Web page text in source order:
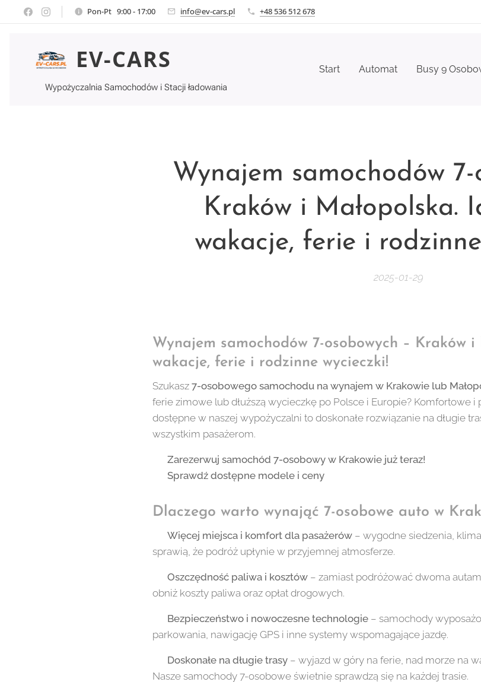
Pon-Pt 9:00 - 17:00 info@ev-cars.pl +48 536 512 678
EV-CARS
Wypożyczalnia Samochodów i Stacji ładowania
Start Automat Busy 9
Wynajem samochodów 7-
Kraków i Małopolska.
wakacje, ferie i
2025-01-29
Wynajem samochodów 7-osobowych – Kraków
wakacje, ferie i rodzinne wycieczki!
Szukasz 7-osobowego samochodu na wynajem w Krakowie lub
ferie zimowe lub dłuższą wycieczkę po Polsce i Europie? Komfortowe i
dostępne w naszej wypożyczalni to doskonałe rozwiązanie na długie
wszystkim pasażerom.
Zarezerwuj samochód 7-osobowy w Krakowie już teraz!
Sprawdź dostępne modele i ceny
Dlaczego warto wynająć 7-osobowe auto w
Więcej miejsca i komfort dla pasażerów – wygodne siedzenia,
sprawią, że podróż upłynie w przyjemnej atmosferze.
Oszczędność paliwa i kosztów – zamiast podróżować dwoma
obniż koszty paliwa oraz opłat drogowych.
Bezpieczeństwo i nowoczesne technologie – samochody
parkowania, nawigację GPS i inne systemy wspomagające jazdę.
Doskonałe na długie trasy – wyjazd w góry na ferie, nad morze na
Nasze samochody 7-osobowe świetnie sprawdzą się na każdej trasie.